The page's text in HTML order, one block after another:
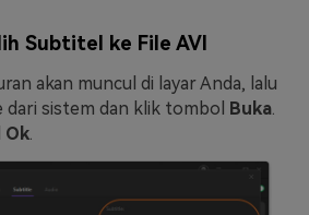
Subtitel ke File AVI
akan muncul di layar Anda, lalu
sistem dan klik tombol Buka
Ok